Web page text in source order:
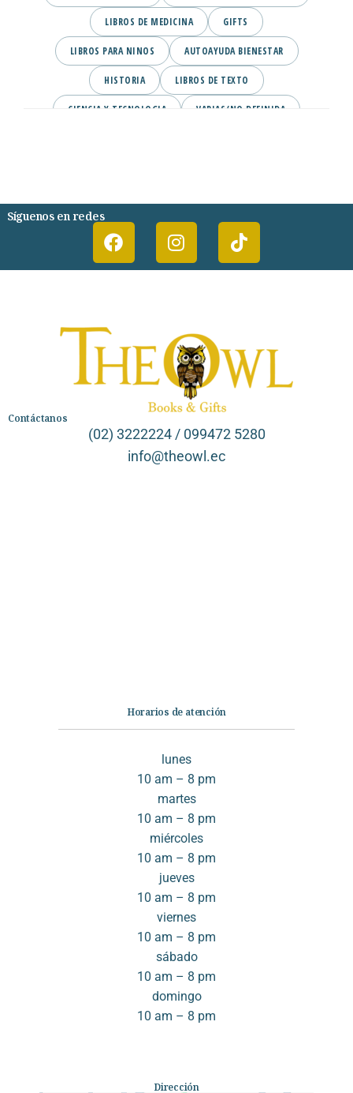
LIBROS DE MEDICINA GIFTS
LIBROS PARA NINOS AUTOAYUDA BIENESTAR
HISTORIA LIBROS DE TEXTO
CIENCIA Y TECNOLOGIA VARIAS/NO DEFINIDA
Síguenos en redes
Contáctanos
(02) 3222224 / 099472 5280
info@theowl.ec
Horarios de atención
lunes
10 am – 8 pm
martes
10 am – 8 pm
miércoles
10 am – 8 pm
jueves
10 am – 8 pm
viernes
10 am – 8 pm
sábado
10 am – 8 pm
domingo
10 am – 8 pm
Dirección